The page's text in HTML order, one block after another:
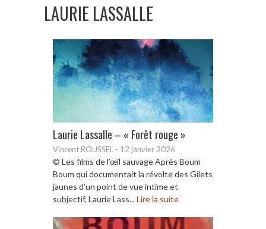
LAURIE LASSALLE
Laurie Lassalle – « Forêt rouge »
Vincent ROUSSEL - 12 janvier 2026
© Les films de l’œil sauvage Après Boum
Boum qui documentait la révolte des Gilets
jaunes d’un point de vue intime et
subjectif, Laurie Lass...Lire la suite